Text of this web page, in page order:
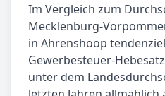
Im Vergleich zum
Mecklenburg-
in Ahrenshoop
Gewerbesteuer-
unter dem